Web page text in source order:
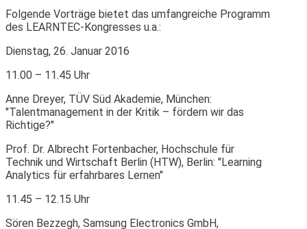
Folgende Vorträge bietet das umfangreiche Programm
des LEARNTEC-Kongresses u.a.:
Dienstag, 26. Januar 2016
11.00 – 11.45 Uhr
Anne Dreyer, TÜV Süd Akademie, München:
"Talentmanagement in der Kritik – fördern wir das
Richtige?"
Prof. Dr. Albrecht Fortenbacher, Hochschule für
Technik und Wirtschaft Berlin (HTW), Berlin: "Learning
Analytics für erfahrbares Lernen"
11.45 – 12.15 Uhr
Sören Bezzegh, Samsung Electronics GmbH,